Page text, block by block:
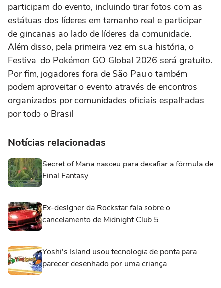
participam do evento, incluindo tirar fotos com as
estátuas dos líderes em tamanho real e participar
de gincanas ao lado de líderes da comunidade.
Além disso, pela primeira vez em sua história, o
Festival do Pokémon GO Global 2026 será gratuito.
Por fim, jogadores fora de São Paulo também
podem aproveitar o evento através de encontros
organizados por comunidades oficiais espalhadas
por todo o Brasil.
Notícias relacionadas
Secret of Mana nasceu para desafiar a fórmula de
Final Fantasy
Ex-designer da Rockstar fala sobre o
cancelamento de Midnight Club 5
Yoshi's Island usou tecnologia de ponta para
parecer desenhado por uma criança